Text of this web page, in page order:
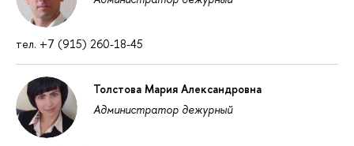
тел. +7 (915) 260-18-45
Толстова Мария Александровна
Администратор дежурный